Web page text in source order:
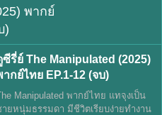
พากย์
)
ซีรี่ย์ The Manipulated (2025)
ากย์ไทย EP.1-12 (จบ)
Manipulated พากย์ไทย แทจุงเป็น
ายหนุ่มธรรมดา มีชีวิตเรียบง่ายทำงาน